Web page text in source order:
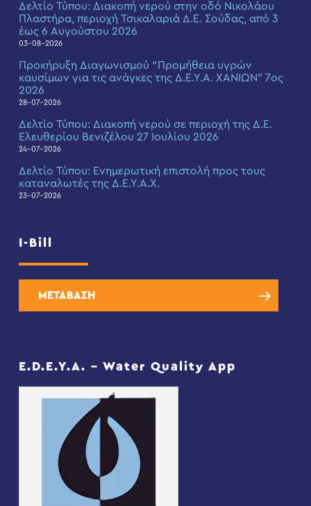
Δελτίο Τύπου: Διακοπή νερού στην οδό Νικολάου
Πλαστήρα, περιοχή Τσικαλαριά Δ.Ε. Σούδας, από 3
έως 6 Αυγούστου 2026
03-08-2026
Προκήρυξη Διαγωνισμού “Προμήθεια υγρών
καυσίμων για τις ανάγκες της Δ.Ε.Υ.Α. ΧΑΝΙΩΝ” 7ος
2026
28-07-2026
Δελτίο Τύπου: Διακοπή νερού σε περιοχή της Δ.Ε.
Ελευθερίου Βενιζέλου 27 Ιουλίου 2026
24-07-2026
Δελτίο Τύπου: Eνημερωτική επιστολή προς τους
καταναλωτές της Δ.Ε.Υ.Α.Χ.
23-07-2026
I-Bill
ΜΕΤΑΒΑΣΗ
E.D.E.Y.A. – Water Quality App